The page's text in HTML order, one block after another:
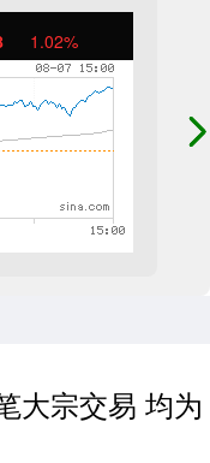
1.02%
大宗交易 均为